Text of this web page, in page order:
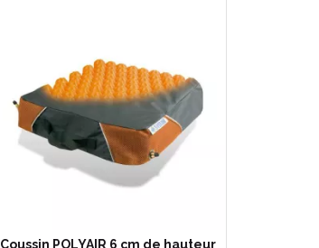
Coussin POLYAIR 6 cm de hauteur